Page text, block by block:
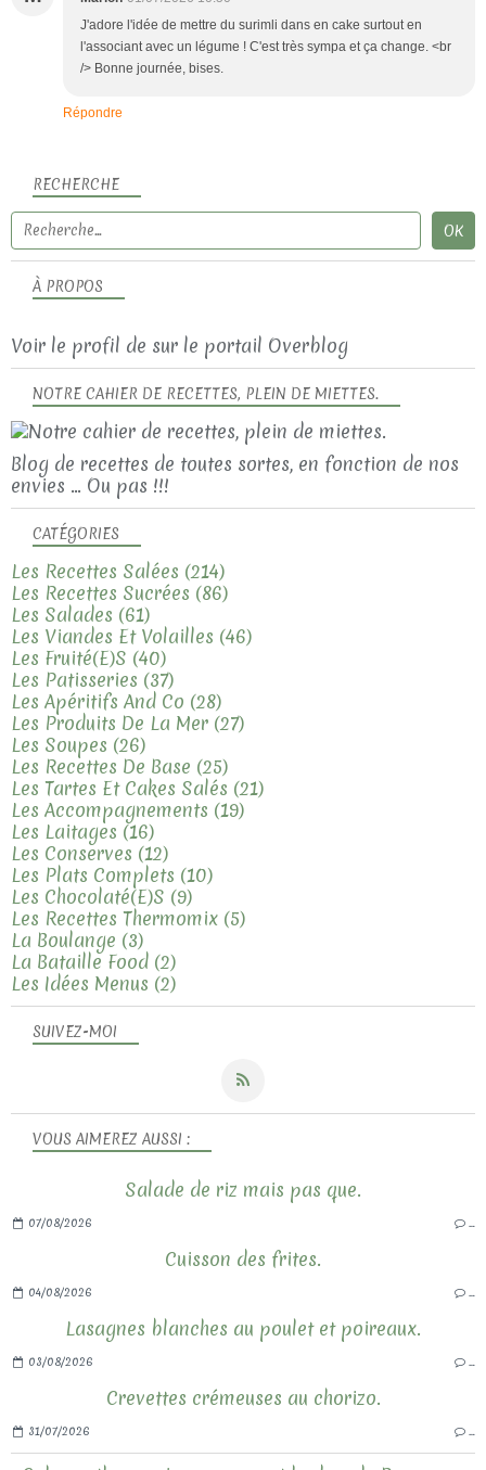
J'adore l'idée de mettre du surimli dans en cake surtout en
l'associant avec un légume ! C'est très sympa et ça change. <br
/> Bonne journée, bises.
Répondre
SUIVEZ-MOI
RECHERCHE
NOTRE CAHIER DE RECETTES, PLEIN DE MIETTES.
Blog de recettes de toutes sortes, en fonction de nos
envies ... Ou pas !!!
À PROPOS
Voir le profil de sur le portail Overblog
VOUS AIMEREZ AUSSI :
Salade de riz mais pas que.
07/08/2026
Cuisson des frites.
04/08/2026
Lasagnes blanches au poulet et poireaux.
03/08/2026
Crevettes crémeuses au chorizo.
31/07/2026
CATÉGORIES
Les Recettes Salées (214)
Les Recettes Sucrées (86)
Les Salades (61)
Les Viandes Et Volailles (46)
Les Fruité(e)s (40)
Les Patisseries (37)
Les Apéritifs And Co (28)
Les Produits De La Mer (27)
Les Soupes (26)
Les Recettes De Base (25)
Les Tartes Et Cakes Salés (21)
Les Accompagnements (19)
Les Laitages (16)
Les Conserves (12)
Les Plats Complets (10)
Les Chocolaté(e)s (9)
Les Recettes Thermomix (5)
La Boulange (3)
La Bataille Food (2)
Les Idées Menus (2)